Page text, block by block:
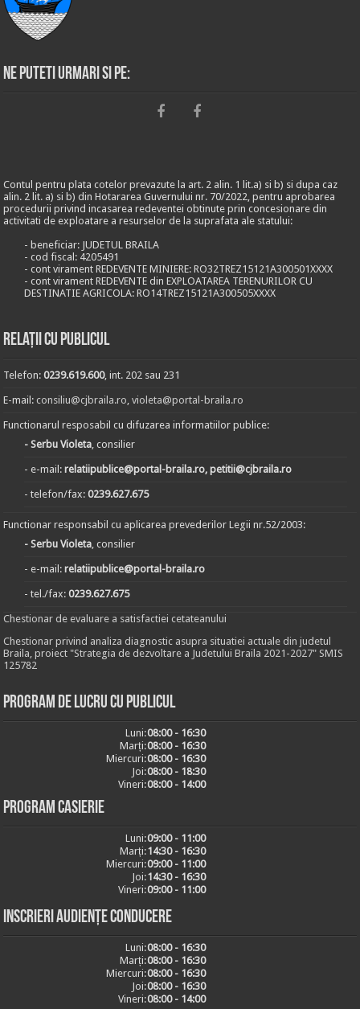
Ne puteti urmari si pe:
Contul pentru plata cotelor prevazute la art. 2 alin. 1 lit.a) si b) si dupa caz
alin. 2 lit. a) si b) din Hotararea Guvernului nr. 70/2022, pentru aprobarea
procedurii privind incasarea redeventei obtinute prin concesionare din
activitati de exploatare a resurselor de la suprafata ale statului:
- beneficiar: JUDETUL BRAILA
- cod fiscal: 4205491
- cont virament REDEVENTE MINIERE: RO32TREZ15121A300501XXXX
- cont virament REDEVENTE din EXPLOATAREA TERENURILOR CU
DESTINATIE AGRICOLA: RO14TREZ15121A300505XXXX
Relații cu publicul
Telefon:0239.619.600, int. 202 sau 231
E-mail:consiliu@cjbraila.ro,violeta@portal-braila.ro
Functionarul resposabil cu difuzarea informatiilor publice:
- Serbu Violeta, consilier
- e-mail:relatiipublice@portal-braila.ro, petitii@cjbraila.ro
- telefon/fax:0239.627.675
Functionar responsabil cu aplicarea prevederilor Legii nr.52/2003:
- Serbu Violeta, consilier
- e-mail:relatiipublice@portal-braila.ro
- tel./fax:0239.627.675
Chestionar de evaluare a satisfactiei cetateanului
Chestionar privind analiza diagnostic asupra situatiei actuale din judetul
Braila, proiect "Strategia de dezvoltare a Judetului Braila 2021-2027" SMIS
125782
Program de lucru cu publicul
Luni:08:00 - 16:30
Marți:08:00 - 16:30
Miercuri:08:00 - 16:30
Joi:08:00 - 18:30
Vineri:08:00 - 14:00
Program casierie
Luni:09:00 - 11:00
Marți:14:30 - 16:30
Miercuri:09:00 - 11:00
Joi:14:30 - 16:30
Vineri:09:00 - 11:00
Inscrieri audiențe conducere
Luni:08:00 - 16:30
Marți:08:00 - 16:30
Miercuri:08:00 - 16:30
Joi:08:00 - 16:30
Vineri:08:00 - 14:00